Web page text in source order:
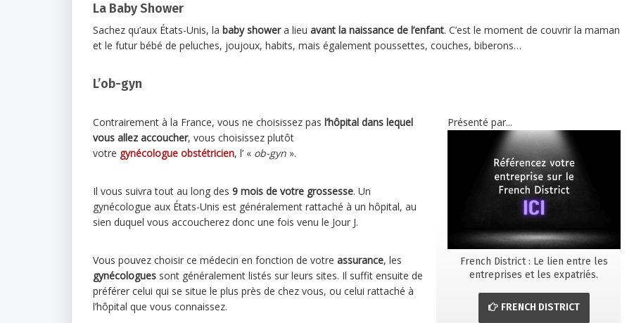
La Baby Shower
Sachez qu’aux États-Unis, la baby showera lieu avant la naissance de l’enfant. C’est le moment de couvrir la maman
et le futur bébé de peluches, joujoux, habits, mais également poussettes, couches, biberons…
L’ob-gyn
Présenté par...
French District : Le lien entre les
entreprises et les expatriés.
FRENCH DISTRICT
Contrairement à la France, vous ne choisissez pas l’hôpital dans lequel
vous allez accoucher, vous choisissez plutôt
votre gynécologue obstétricien, l’ « ob-gyn ».
Il vous suivra tout au long des 9 mois de votre grossesse. Un
gynécologue aux États-Unis est généralement rattaché à un hôpital, au
sien duquel vous accoucherez donc une fois venu le Jour J.
Vous pouvez choisir ce médecin en fonction de votre assurance, les
gynécologues sont généralement listés sur leurs sites. Il suffit ensuite de
préférer celui qui se situe le plus près de chez vous, ou celui rattaché à
l’hôpital que vous connaissez.